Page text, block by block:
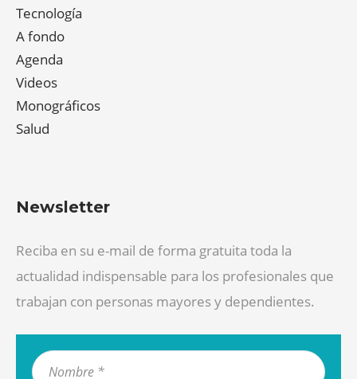
Tecnología
A fondo
Agenda
Videos
Monográficos
Salud
Newsletter
Reciba en su e-mail de forma gratuita toda la
actualidad indispensable para los profesionales que
trabajan con personas mayores y dependientes.